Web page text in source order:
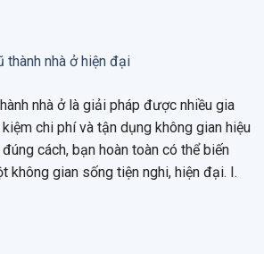
nhà ở là giải pháp được nhiều gia
chi phí và tận dụng không gian hiệu
cách, bạn hoàn toàn có thể biến
không gian sống tiện nghi, hiện đại. I.